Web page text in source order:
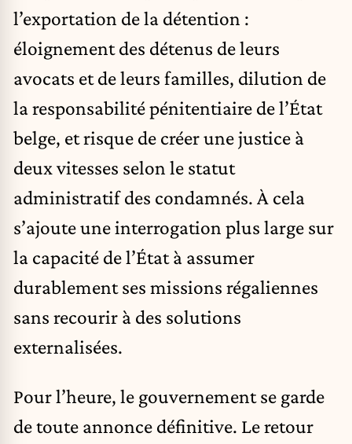
l’exportation de la détention :
éloignement des détenus de leurs
avocats et de leurs familles, dilution de
la responsabilité pénitentiaire de l’État
belge, et risque de créer une justice à
deux vitesses selon le statut
administratif des condamnés. À cela
s’ajoute une interrogation plus large sur
la capacité de l’État à assumer
durablement ses missions régaliennes
sans recourir à des solutions
externalisées.
Pour l’heure, le gouvernement se garde
de toute annonce définitive. Le retour